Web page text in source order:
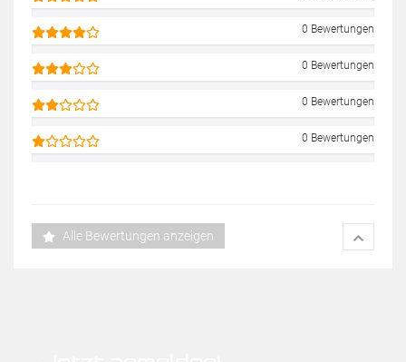
0 Bewertungen
0 Bewertungen
0 Bewertungen
0 Bewertungen
Alle Bewertungen anzeigen